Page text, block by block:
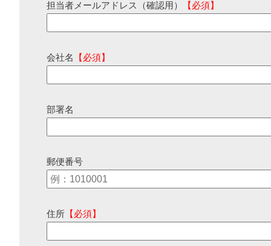
担当者メールアドレス（確認用） 【必須】
会社名 【必須】
部署名
郵便番号
住所 【必須】